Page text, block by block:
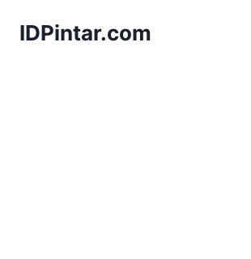
IDPintar.com